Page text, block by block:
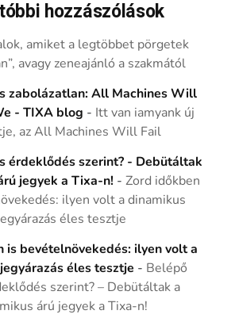
hozzászólások
amiket a legtöbbet pörgetek
avagy zeneajánló a szakmától
zabolázatlan: All Machines Will
- TIXA blog - Itt van iamyank új
az All Machines Will Fail
érdeklődés szerint? - Debütáltak
jegyek a Tixa-n! -Zord időkben
ilyen volt a dinamikus
éles tesztje
is bevételnövekedés: ilyen volt a
éles tesztje - Belépő
szerint? – Debütáltak a
árú jegyek a Tixa-n!